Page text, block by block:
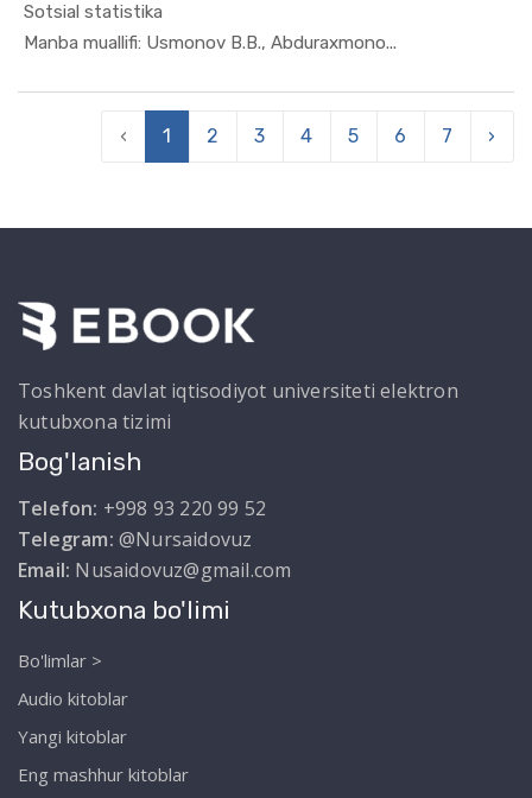
Sotsial statistika
Manba muallifi: Usmonov B.B., Abduraxmono...
In Ekonome...
‹ 1 2 3 4 5 6 7 ›
Toshkent davlat iqtisodiyot universiteti elektron
kutubxona tizimi
Bog'lanish
Telefon: +998 93 220 99 52
Telegram: @Nursaidovuz
Email: Nusaidovuz@gmail.com
Kutubxona bo'limi
Bo'limlar >
Audio kitoblar
Yangi kitoblar
Eng mashhur kitoblar